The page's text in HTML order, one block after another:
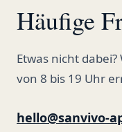
Häufige
Etwas nicht
von 8 bis 19 Uhr
hello@sanvivo-